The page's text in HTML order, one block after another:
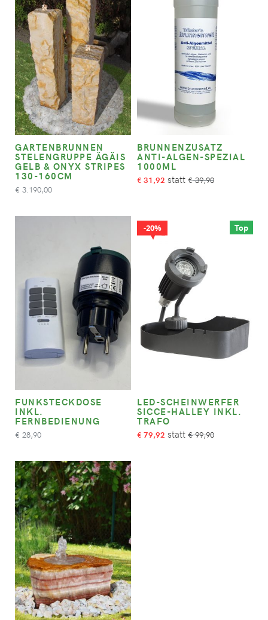
GARTENBRUNNEN
STELENGRUPPE ÄGÄIS
GELB & ONYX STRIPES
130-160CM
€ 3.190,00
BRUNNENZUSATZ
ANTI-ALGEN-SPEZIAL
1000ML
€ 31,92 €39,90
FUNKSTECKDOSE
INKL.
FERNBEDIENUNG
€ 28,90
Top
20%
LED-SCHEINWERFER
SICCE-HALLEY INKL.
TRAFO
€ 79,92 €99,90